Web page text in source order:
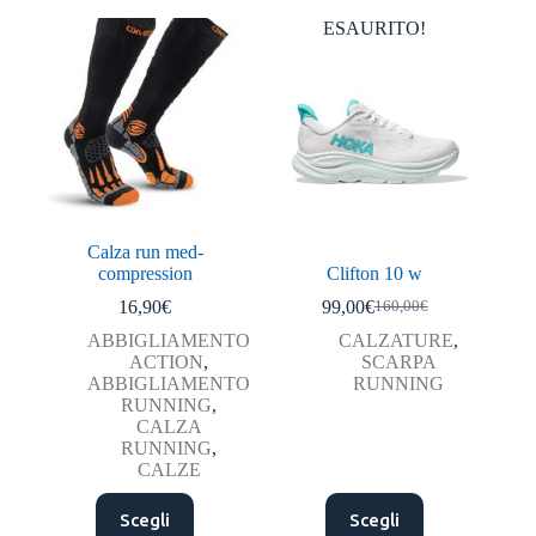
varianti.
Le
opzioni
possono
essere
scelte
nella
pagina
del
Calza run med-
compression
16,90€
ABBIGLIAMENTO
ACTION,
ABBIGLIAMENTO
RUNNING,
CALZA
RUNNING,
CALZE
Scegli
Questo
prodotto
ESAURITO!
Clifton 10 w
160,00€
Il
prezzo
originale
era:
99,00€Il
prezzo
attuale
è:
CALZATURE,
SCARPA
RUNNING
Scegli
Questo
prodotto